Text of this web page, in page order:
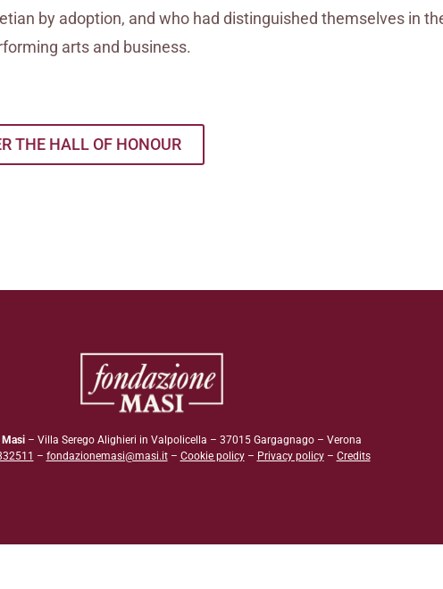
by adoption, and who had distinguished themselves in
arts and business.
THE HALL OF HONOUR
– Villa Serego Alighieri in Valpolicella – 37015 Gargagnago – Verona
– fondazionemasi@masi.it– Cookie policy– Privacy policy– Credits